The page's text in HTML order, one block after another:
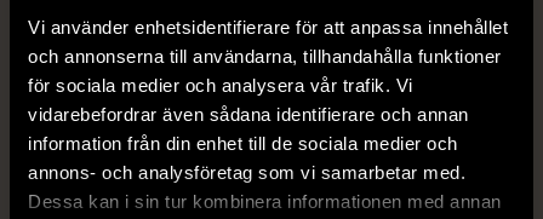
Vi använder enhetsidentifierare för att anpassa innehållet
och annonserna till användarna, tillhandahålla funktioner
för sociala medier och analysera vår trafik. Vi
vidarebefordrar även sådana identifierare och annan
information från din enhet till de sociala medier och
annons- och analysföretag som vi samarbetar med.
Dessa kan i sin tur kombinera informationen med annan
1/5
ZARA
Zara tweed rutig kavaj
med pärlknappar
XS (32-34)
1/5
ZARA
Zara blå ribbstickad
klänning med cutout
S (34-36)